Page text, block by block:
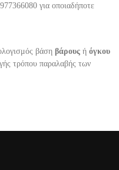
για οποιαδήποτε
βάση βάρους ή όγκου
τρόπου παραλαβής των